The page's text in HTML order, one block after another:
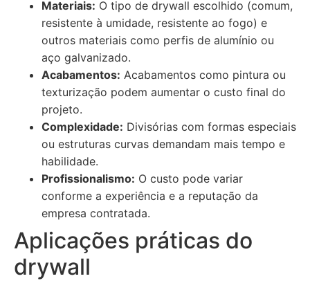
Materiais: O tipo de drywall escolhido (comum,
resistente à umidade, resistente ao fogo) e
outros materiais como perfis de alumínio ou
aço galvanizado.
Acabamentos: Acabamentos como pintura ou
texturização podem aumentar o custo final do
projeto.
Complexidade: Divisórias com formas especiais
ou estruturas curvas demandam mais tempo e
habilidade.
Profissionalismo: O custo pode variar
conforme a experiência e a reputação da
empresa contratada.
Aplicações práticas do
drywall